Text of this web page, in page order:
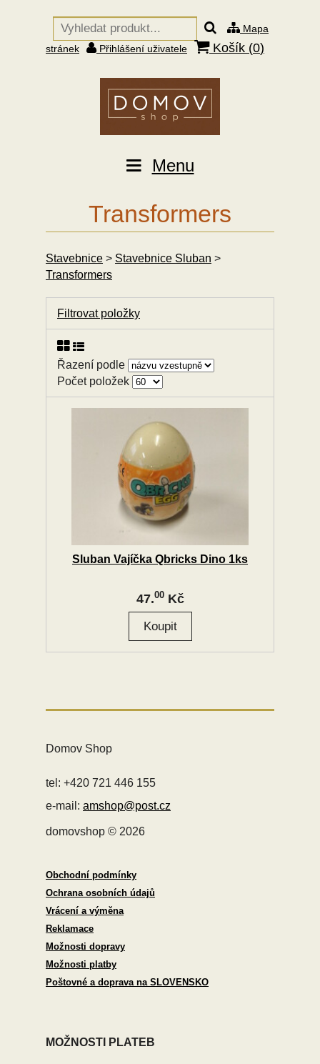
Mapa
stránek
Přihlášení uživatele Košík (0)
Menu
Transformers
Stavebnice > Stavebnice Sluban >
Transformers
Filtrovat položky
Řazení podle
Počet položek
Sluban Vajíčka Qbricks Dino 1ks
47.00Kč
Domov Shop
tel: +420 721 446 155
e-mail: amshop@post.cz
domovshop © 2026
Obchodní podmínky
Ochrana osobních údajů
Vrácení a výměna
Reklamace
Možnosti dopravy
Možnosti platby
Poštovné a doprava na SLOVENSKO
MOŽNOSTI PLATEB